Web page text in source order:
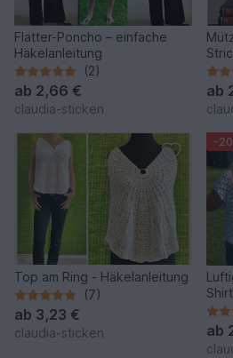
Flatter-Poncho – einfache
Häkelanleitung
(2)
ab 2,66 €
claudia-sticken
ab
Top am Ring - Häkelanleitung
(7)
ab 3,23 €
claudia-sticken
-
ab